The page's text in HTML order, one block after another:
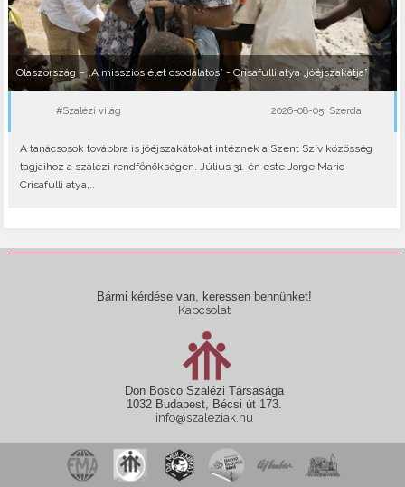
Olaszország – „A missziós élet csodálatos” - Crisafulli atya „jóéjszakátja”
#Szalézi világ 2026-08-05, Szerda
A tanácsosok továbbra is jóéjszakátokat intéznek a Szent Szív közösség
tagjaihoz a szalézi rendfőnökségen. Július 31-én este Jorge Mario
Crisafulli atya,..
Bármi kérdése van, keressen bennünket!
Kapcsolat
Don Bosco Szalézi Társasága
1032 Budapest, Bécsi út 173.
info@szaleziak.hu